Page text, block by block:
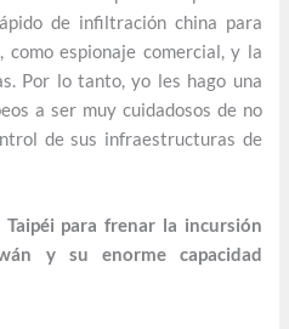
de infiltración china para
espionaje comercial, y la
Por lo tanto, yo les hago una
a ser muy cuidadosos de no
de sus infraestructuras de
Taipéi para frenar la incursión
y su enorme capacidad